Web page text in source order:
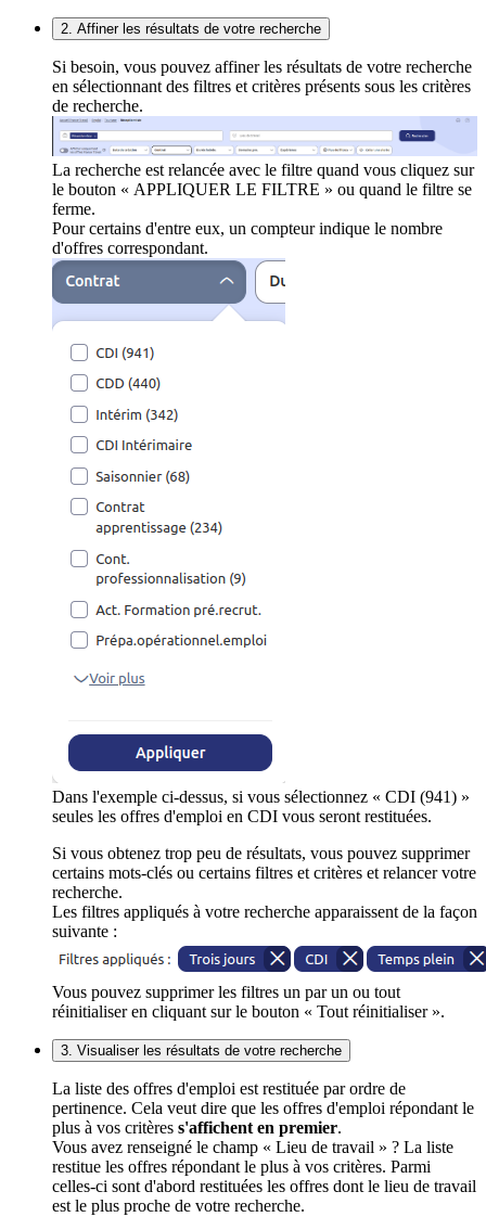
2. Affiner les résultats de votre recherche
Si besoin, vous pouvez affiner les résultats de votre recherche
en sélectionnant des filtres et critères présents sous les critères
de recherche.
La recherche est relancée avec le filtre quand vous cliquez sur
le bouton « APPLIQUER LE FILTRE » ou quand le filtre se
ferme.
Pour certains d'entre eux, un compteur indique le nombre
d'offres correspondant.
Dans l'exemple ci-dessus, si vous sélectionnez « CDI (941) »
seules les offres d'emploi en CDI vous seront restituées.
Si vous obtenez trop peu de résultats, vous pouvez supprimer
certains mots-clés ou certains filtres et critères et relancer votre
recherche.
Les filtres appliqués à votre recherche apparaissent de la façon
suivante :
Vous pouvez supprimer les filtres un par un ou tout
réinitialiser en cliquant sur le bouton « Tout réinitialiser ».
3. Visualiser les résultats de votre recherche
La liste des offres d'emploi est restituée par ordre de
pertinence. Cela veut dire que les offres d'emploi répondant le
plus à vos critères s'affichent en premier.
Vous avez renseigné le champ « Lieu de travail » ? La liste
restitue les offres répondant le plus à vos critères. Parmi
celles-ci sont d'abord restituées les offres dont le lieu de travail
est le plus proche de votre recherche.